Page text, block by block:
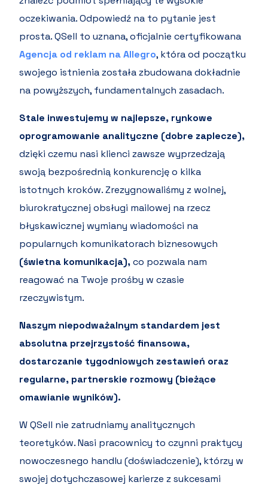
oczekiwania. Odpowiedź na to pytanie jest
prosta. QSell to uznana, oficjalnie certyfikowana
Agencja od reklam na Allegro, która od początku
swojego istnienia została zbudowana dokładnie
na powyższych, fundamentalnych zasadach.
Stale inwestujemy w najlepsze, rynkowe
oprogramowanie analityczne (dobre zaplecze),
dzięki czemu nasi klienci zawsze wyprzedzają
swoją bezpośrednią konkurencję o kilka
istotnych kroków. Zrezygnowaliśmy z wolnej,
biurokratycznej obsługi mailowej na rzecz
błyskawicznej wymiany wiadomości na
popularnych komunikatorach biznesowych
(świetna komunikacja),co pozwala nam
reagować na Twoje prośby w czasie
rzeczywistym.
Naszym niepodważalnym standardem jest
absolutna przejrzystość finansowa,
dostarczanie tygodniowych zestawień oraz
regularne, partnerskie rozmowy (bieżące
omawianie wyników).
W QSell nie zatrudniamy analitycznych
teoretyków. Nasi pracownicy to czynni praktycy
nowoczesnego handlu (doświadczenie), którzy w
swojej dotychczasowej karierze z sukcesami